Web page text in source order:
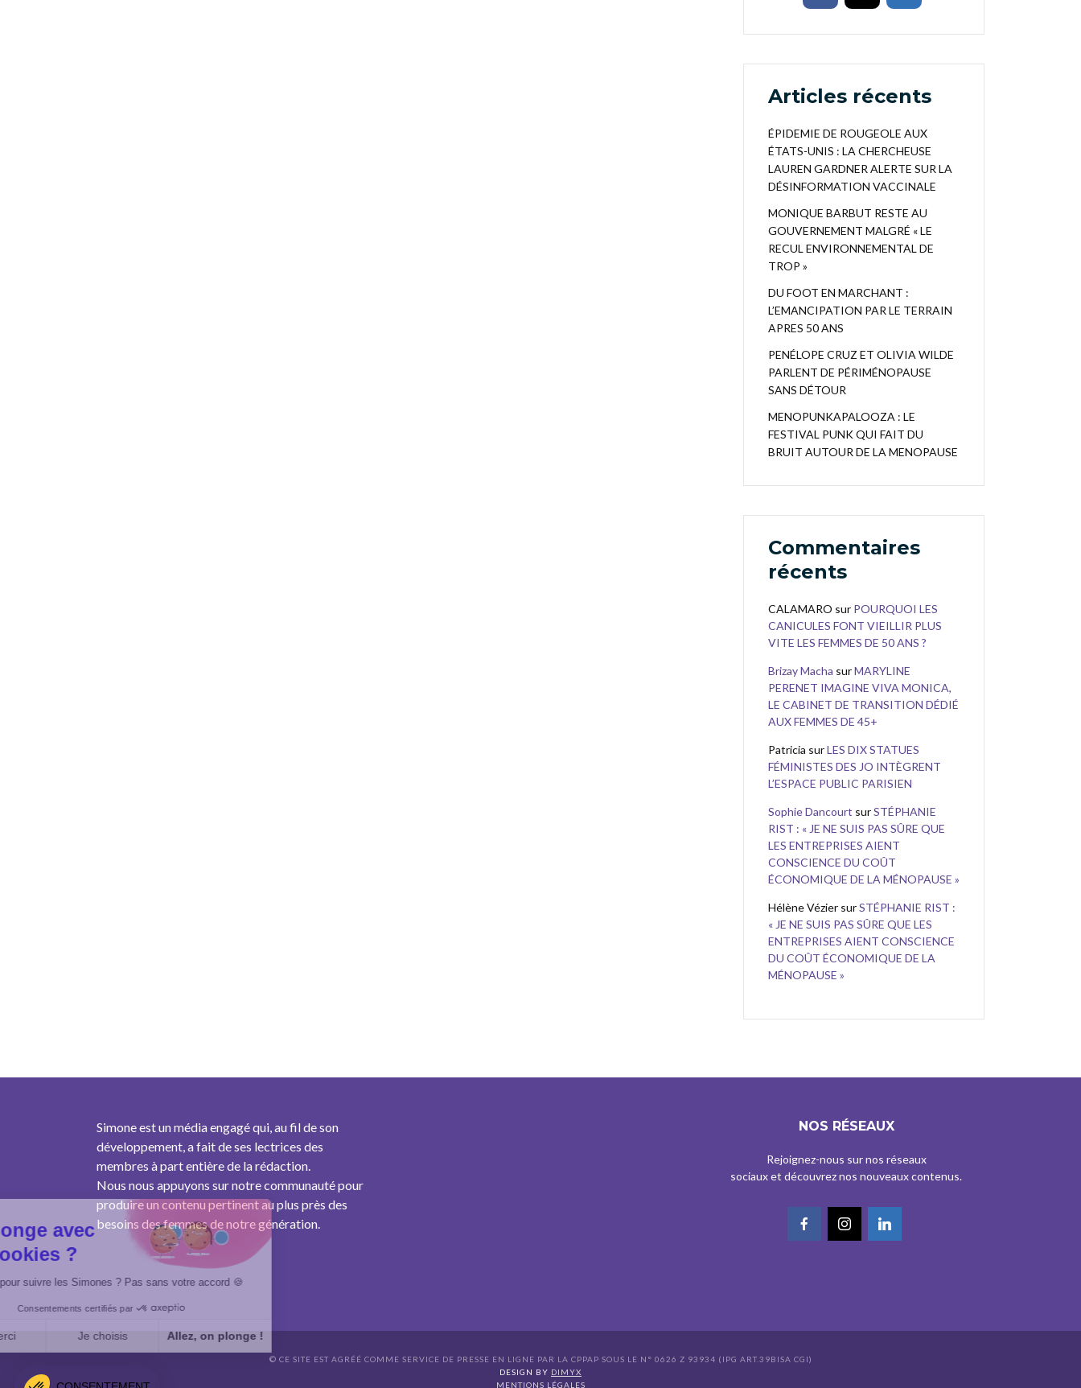
Articles récents
ÉPIDEMIE DE ROUGEOLE AUX
ÉTATS-UNIS : LA CHERCHEUSE
LAUREN GARDNER ALERTE SUR LA
DÉSINFORMATION VACCINALE
MONIQUE BARBUT RESTE AU
GOUVERNEMENT MALGRÉ « LE
RECUL ENVIRONNEMENTAL DE
TROP »
DU FOOT EN MARCHANT :
L’EMANCIPATION PAR LE TERRAIN
APRES 50 ANS
PENÉLOPE CRUZ ET OLIVIA WILDE
PARLENT DE PÉRIMÉNOPAUSE
SANS DÉTOUR
MENOPUNKAPALOOZA : LE
FESTIVAL PUNK QUI FAIT DU
BRUIT AUTOUR DE LA MENOPAUSE
Commentaires
récents
CALAMARO sur POURQUOI LES
CANICULES FONT VIEILLIR PLUS
VITE LES FEMMES DE 50 ANS ?
Brizay Macha surMARYLINE
PERENET IMAGINE VIVA MONICA,
LE CABINET DE TRANSITION DÉDIÉ
AUX FEMMES DE 45+
Patricia surLES DIX STATUES
FÉMINISTES DES JO INTÈGRENT
L’ESPACE PUBLIC PARISIEN
Sophie Dancourt surSTÉPHANIE
RIST : « JE NE SUIS PAS SÛRE QUE
LES ENTREPRISES AIENT
CONSCIENCE DU COÛT
ÉCONOMIQUE DE LA MÉNOPAUSE »
Hélène Vézier surSTÉPHANIE RIST :
« JE NE SUIS PAS SÛRE QUE LES
ENTREPRISES AIENT CONSCIENCE
DU COÛT ÉCONOMIQUE DE LA
MÉNOPAUSE »
Simone est un média engagé qui, au fil de son
développement, a fait de ses lectrices des
membres à part entière de la rédaction.
Nous nous appuyons sur notre communauté pour
produire un contenu pertinent au plus près des
besoins des femmes de notre génération.
NOS RÉSEAUX
Rejoignez-nous sur nos réseaux
sociaux et découvrez nos nouveaux contenus.
© CE SITE EST AGRÉÉ COMME SERVICE DE PRESSE EN LIGNE PAR LA CPPAP SOUS LE N° 0626 Z 93934 (IPG ART.39BISA CGI)
DESIGN BY DIMYX
MENTIONS LÉGALES
On plonge avec
des cookies ?
Un cookie pour suivre les Simones ? Pas sans votre accord 🍪
Consentements certifiés par
Non merci Je choisis Allez, on plonge !
Plateforme de Gestion du Consentement : Personnalisez vos Options